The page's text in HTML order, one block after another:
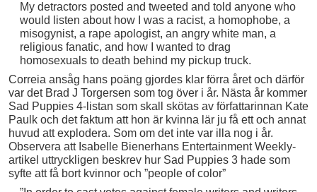
My detractors posted and tweeted and told anyone who
would listen about how I was a racist, a homophobe, a
misogynist, a rape apologist, an angry white man, a
religious fanatic, and how I wanted to drag
homosexuals to death behind my pickup truck.
Correia ansåg hans poäng gjordes klar förra året och därför
var det Brad J Torgersen som tog över i år. Nästa år kommer
Sad Puppies 4-listan som skall skötas av författarinnan Kate
Paulk och det faktum att hon är kvinna lär ju få ett och annat
huvud att explodera. Som om det inte var illa nog i år.
Observera att Isabelle Bienerhans Entertainment Weekly-
artikel uttryckligen beskrev hur Sad Puppies 3 hade som
syfte att få bort kvinnor och ”people of color”